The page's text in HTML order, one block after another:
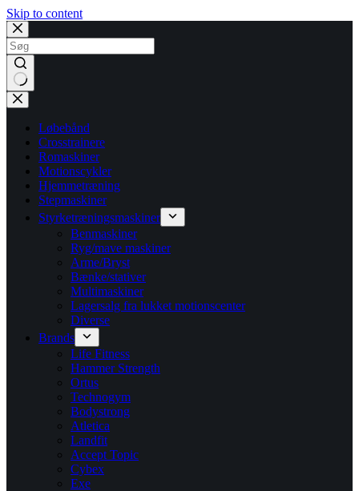
Skip to content
No
results
Løbebånd
Crosstrainere
Romaskiner
Motionscykler
Hjemmetræning
Stepmaskiner
Styrketræningsmaskiner
Benmaskiner
Ryg/mave maskiner
Arme/Bryst
Bænke/stativer
Multimaskiner
Lagersalg fra lukket motionscenter
Diverse
Brands
Life Fitness
Hammer Strength
Ortus
Technogym
Bodystrong
Atletica
Landfit
Accept Topic
Cybex
Exe